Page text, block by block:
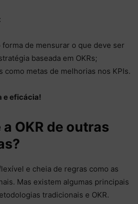
forma de mensurar o que deve ser
baseada em OKRs;
como metas de melhorias nos KPIs.
e eficácia!
OKR de outras
e cheia de regras como as
Mas existem algumas principais
tradicionais e OKR.